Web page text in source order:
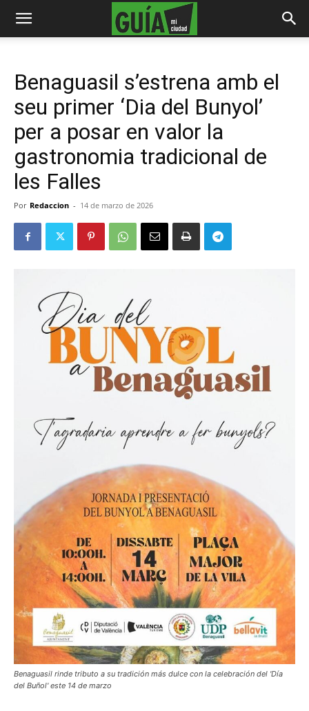
Benaguasil s’estrena amb el
seu primer ‘Dia del Bunyol’
per a posar en valor la
gastronomia tradicional de
les Falles
Por Redaccion - 14 de marzo de 2026
Benaguasil rinde tributo a su tradición más dulce con la celebración del 'Día
del Buñol' este 14 de marzo